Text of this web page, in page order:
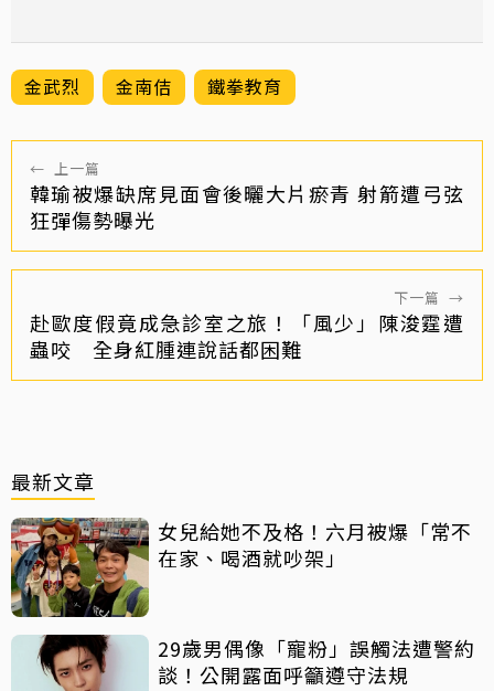
金武烈 金南佶 鐵拳教育
← 上一篇
韓瑜被爆缺席見面會後曬大片瘀青 射箭遭弓弦
狂彈傷勢曝光
下一篇 →
赴歐度假竟成急診室之旅！「風少」陳浚霆遭
蟲咬 全身紅腫連說話都困難
最新文章
女兒給她不及格！六月被爆「常不
在家、喝酒就吵架」
29歲男偶像「寵粉」誤觸法遭警約
談！公開露面呼籲遵守法規